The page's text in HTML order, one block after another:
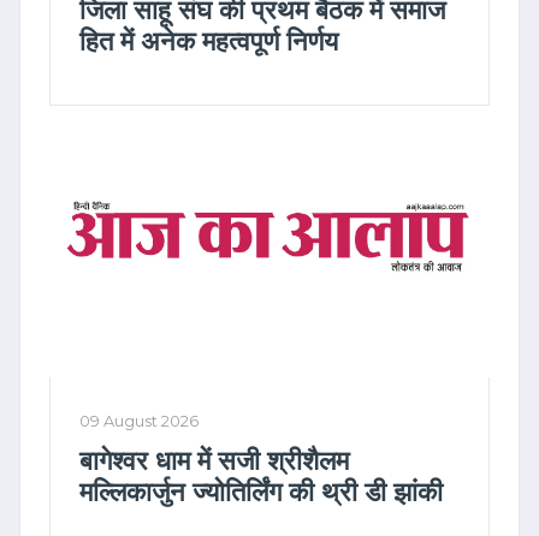
जिला साहू संघ की प्रथम बैठक में समाज
हित में अनेक महत्वपूर्ण निर्णय
09 August 2026
बागेश्वर धाम में सजी श्रीशैलम
मल्लिकार्जुन ज्योतिर्लिंग की थ्री डी झांकी